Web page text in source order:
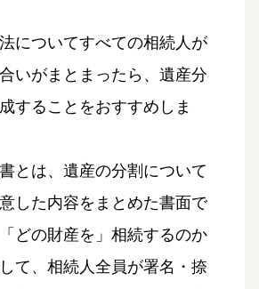
についてすべての相続人が
いがまとまったら、遺産分
することをおすすめしま
とは、遺産の分割について
した内容をまとめた書面で
どの財産を」相続するのか
て、相続人全員が署名・捺